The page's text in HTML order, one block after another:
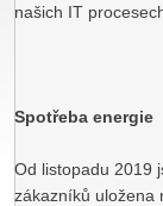
našich IT
Spotřeba energie
Od listopadu 2019
zákazníků uložena